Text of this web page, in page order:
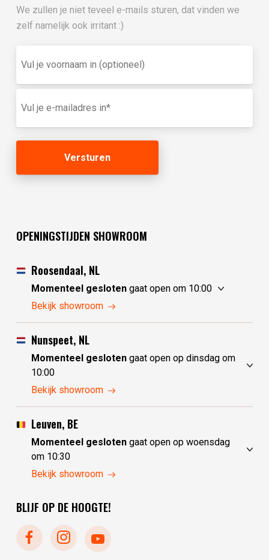
We zullen je niet teveel e-mails sturen, dat vinden we
zelf namelijk ook irritant :)
je
in
(optioneel)
mailadres
OPENINGSTIJDEN SHOWROOM
Roosendaal, NL
Momenteel geslotengaat open om 10:00
maandag
dinsdag
gesloten
woensdag
donderdag
10:00 - 17:30
vrijdag
10:00 - 17:30
zaterdag
Bekijk showroom
Nunspeet, NL
Momenteel geslotengaat open op dinsdag om
10:00
maandag
dinsdag
10:00 - 17:30
woensdag
donderdag
10:00 - 17:30
vrijdag
10:00 - 17:30
zaterdag
Bekijk showroom
Leuven, BE
Momenteel geslotengaat open op woensdag
om 10:30
maandag
woensdag
vrijdag
zaterdag
Bekijk showroom
BLIJF OP DE HOOGTE!